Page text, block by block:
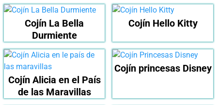
Cojín La Bella
Durmiente
Cojín Hello Kitty
Cojín Alicia en el País
de las Maravillas
Cojín princesas Disney